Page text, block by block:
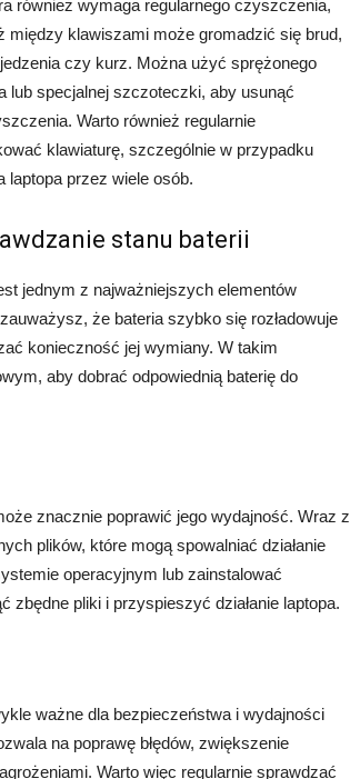
również wymaga regularnego czyszczenia,
między klawiszami może gromadzić się brud,
czy kurz. Można użyć sprężonego
lub specjalnej szczoteczki, aby usunąć
Warto również regularnie
klawiaturę, szczególnie w przypadku
laptopa przez wiele osób.
stanu baterii
jednym z najważniejszych elementów
że bateria szybko się rozładowuje
konieczność jej wymiany. W takim
aby dobrać odpowiednią baterię do
znacznie poprawić jego wydajność. Wraz z
plików, które mogą spowalniać działanie
operacyjnym lub zainstalować
zbędne pliki i przyspieszyć działanie laptopa.
ważne dla bezpieczeństwa i wydajności
na poprawę błędów, zwiększenie
Warto więc regularnie sprawdzać